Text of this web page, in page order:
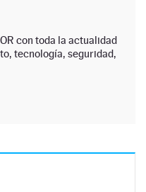
con toda la actualidad
tecnología, seguridad,